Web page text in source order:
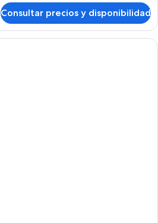
Consultar precios y disponibilidad